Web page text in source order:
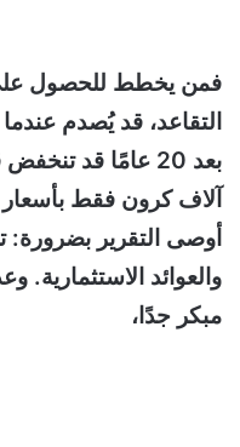
التقاعد، قد يُصدم
آلاف كرون فقط
أوصى التقرير بضرورة:
والعوائد
مبكر جدًا،